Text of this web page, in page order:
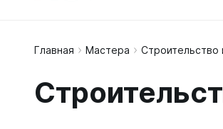
Главная Мастера Строительство